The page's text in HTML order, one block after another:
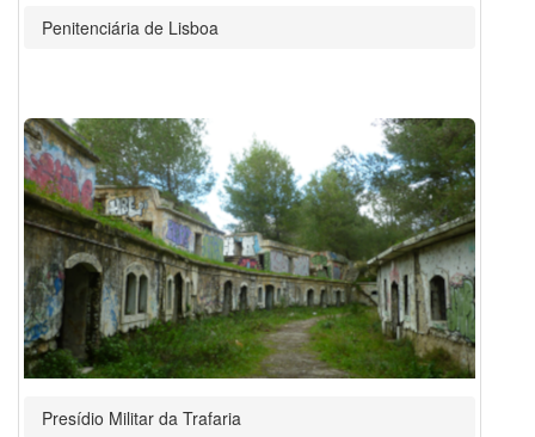
Penitenciária de Lisboa
Presídio Militar da Trafaria